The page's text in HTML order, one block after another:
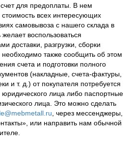
для предоплаты. В нем
всех интересующих
самовывоза с нашего склада в
воспользоваться
доставки, разгрузки, сборки
также сообщить об этом
счета и подготовки полного
(накладные, счета-фактуры,
и т. д.) от покупателя потребуется
лица либо паспортные
лица. Это можно сделать
, через мессенджеры,
или направить нам обычной